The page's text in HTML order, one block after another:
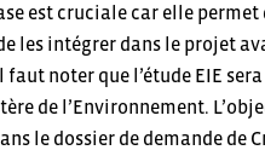
est cruciale car elle
les intégrer dans le projet
noter que l’étude EIE
de l’Environnement.
le dossier de demande de